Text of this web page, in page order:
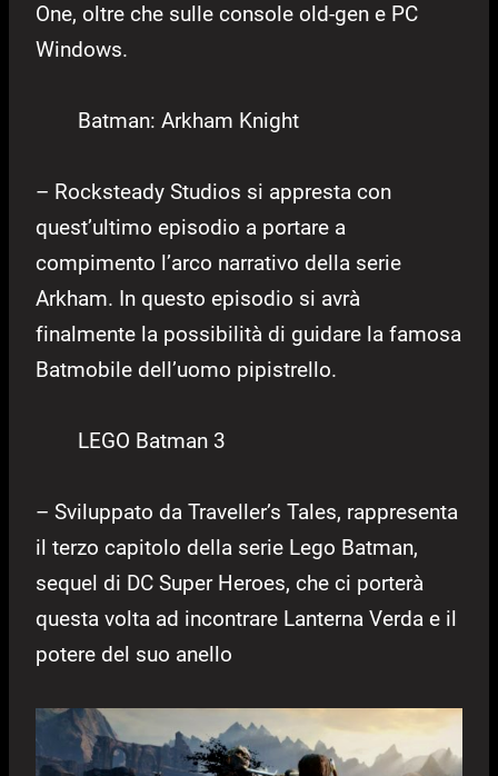
One, oltre che sulle console old-gen e PC
Windows.
Batman: Arkham Knight
– Rocksteady Studios si appresta con
quest’ultimo episodio a portare a
compimento l’arco narrativo della serie
Arkham. In questo episodio si avrà
finalmente la possibilità di guidare la famosa
Batmobile dell’uomo pipistrello.
LEGO Batman 3
– Sviluppato da Traveller’s Tales, rappresenta
il terzo capitolo della serie Lego Batman,
sequel di DC Super Heroes, che ci porterà
questa volta ad incontrare Lanterna Verda e il
potere del suo anello